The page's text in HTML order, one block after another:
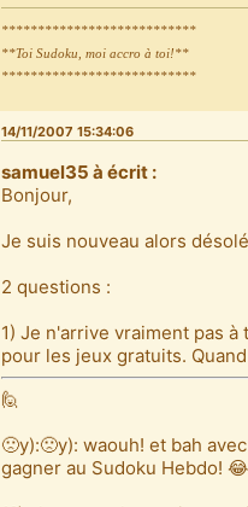
***************************
**Toi Sudoku, moi accro à toi!**
***************************
14/11/2007 15:34:06
samuel35 à écrit :
Bonjour,
Je suis nouveau alors
2 questions :
1) Je n'arrive vraiment pas
pour les jeux gratuits.
🙋
🙁y):🙁y): waouh! et bah
gagner au Sudoku Hebdo! 😂